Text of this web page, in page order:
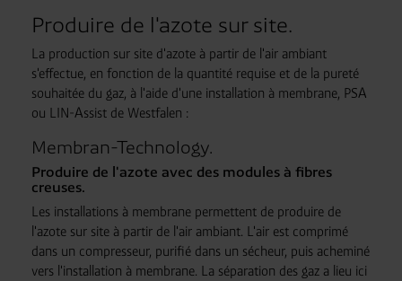
Produire de l'azote sur site.
La production sur site d'azote à partir de l'air ambiant
s'effectue, en fonction de la quantité requise et de la pureté
souhaitée du gaz, à l'aide d'une installation à membrane, PSA
ou LIN-Assist de Westfalen :
Membran-Technology.
Produire de l'azote avec des modules à fibres
creuses.
Les installations à membrane permettent de produire de
l'azote sur site à partir de l'air ambiant. L'air est comprimé
dans un compresseur, purifié dans un sécheur, puis acheminé
vers l'installation à membrane. La séparation des gaz a lieu ici